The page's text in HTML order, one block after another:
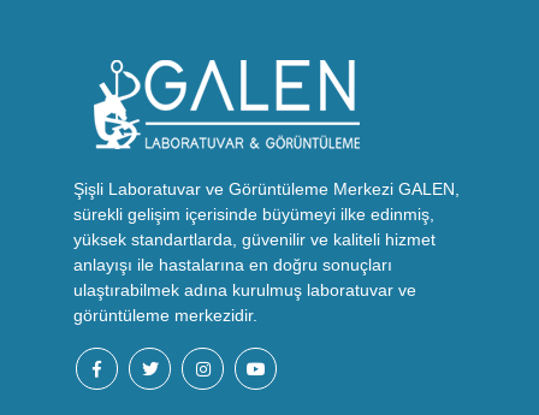
Şişli Laboratuvar ve Görüntüleme Merkezi GALEN,
sürekli gelişim içerisinde büyümeyi ilke edinmiş,
yüksek standartlarda, güvenilir ve kaliteli hizmet
anlayışı ile hastalarına en doğru sonuçları
ulaştırabilmek adına kurulmuş laboratuvar ve
görüntüleme merkezidir.